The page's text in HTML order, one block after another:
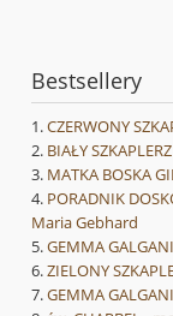
Bestsellery
CZERWONY
BIAŁY
MATKA BOSKA
PORADNIK
Maria Gebhard
GEMMA
ZIELONY
GEMMA